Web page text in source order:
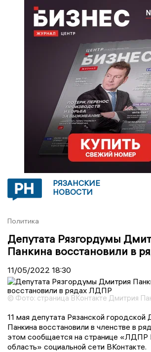
РЯЗАНСКИЕ
НОВОСТИ
Политика
Депутата Рязгордумы
Панкина восстановили в
11/05/2022 18:30
© Фото: страница ВКонтакте Дмитрия
11 мая депутата Рязанской
Панкина восстановили в членстве в
этом сообщается на странице «ЛДПР
область» социальной сети ВКонтакте.